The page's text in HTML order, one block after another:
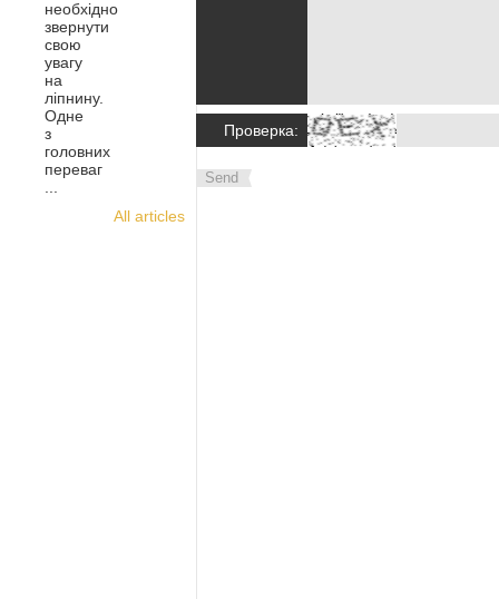
необхідно
звернути
свою
увагу
на
ліпнину.
Одне
з
головних
переваг
All articles
Проверка:
Send